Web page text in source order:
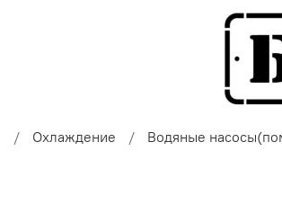
Охлаждение Водяные